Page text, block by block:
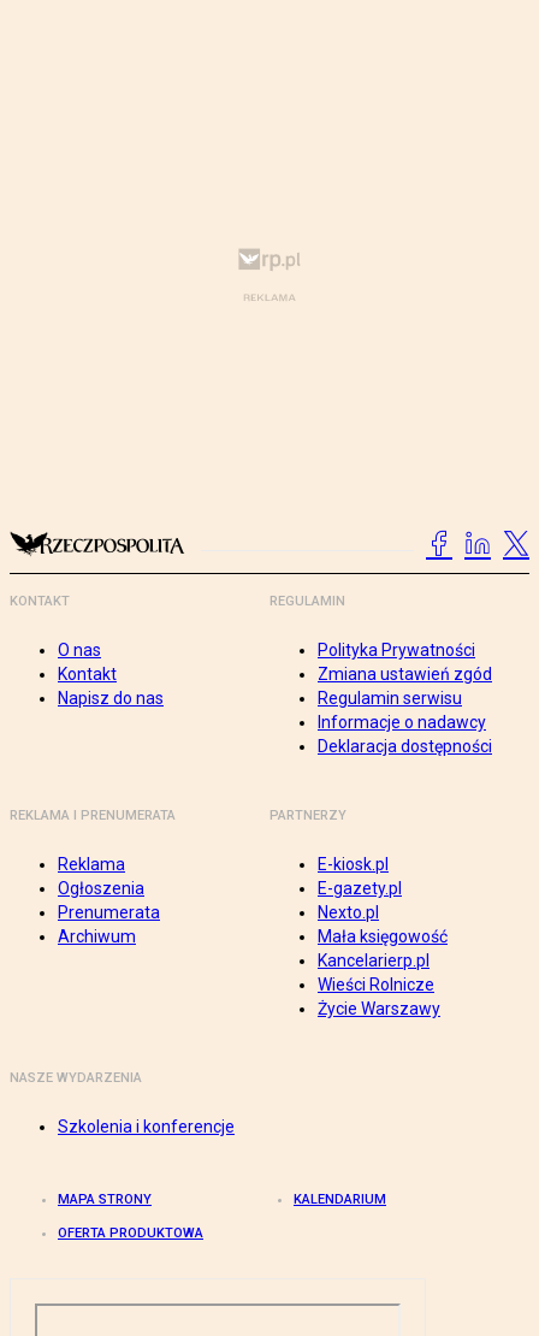
KONTAKT
O nas
Kontakt
Napisz do nas
REGULAMIN
Polityka Prywatności
Zmiana ustawień zgód
Regulamin serwisu
Informacje o nadawcy
Deklaracja dostępności
REKLAMA I PRENUMERATA
Reklama
Ogłoszenia
Prenumerata
Archiwum
PARTNERZY
E-kiosk.pl
E-gazety.pl
Nexto.pl
Mała księgowość
Kancelarierp.pl
Wieści Rolnicze
Życie Warszawy
NASZE WYDARZENIA
Szkolenia i konferencje
MAPA STRONY KALENDARIUM
OFERTA PRODUKTOWA